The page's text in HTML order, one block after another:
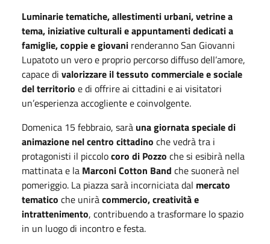
Luminarie tematiche, allestimenti urbani, vetrine a
tema, iniziative culturali e appuntamenti dedicati a
famiglie, coppie e giovani renderanno San Giovanni
Lupatoto un vero e proprio percorso diffuso dell’amore,
capace di valorizzare il tessuto commerciale e sociale
del territorio e di offrire ai cittadini e ai visitatori
un’esperienza accogliente e coinvolgente.
Domenica 15 febbraio, sarà una giornata speciale di
animazione nel centro cittadino che vedrà tra i
protagonisti il piccolocoro di Pozzo che si esibirà nella
mattinata e la Marconi Cotton Band che suonerà nel
pomeriggio. La piazza sarà incorniciata dal mercato
tematico che uniràcommercio, creatività e
intrattenimento, contribuendo a trasformare lo spazio
in un luogo di incontro e festa.